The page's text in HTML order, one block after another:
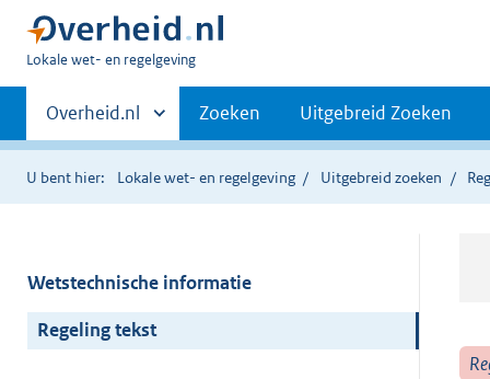
U
hier:
Lokale wet- en regelgeving
Primaire
navigatie
Andere
sites
binnen
Overheid.nl Zoeken Uitgebreid Zoeken
U bent hier: Lokale wet- en regelgeving Uitgebreid zoeken
Wetstechnische informatie
Regeling tekst